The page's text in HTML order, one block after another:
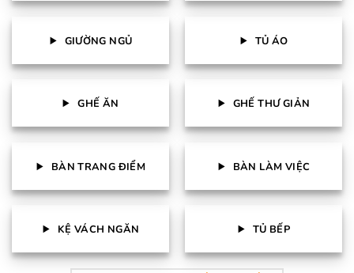
GIƯỜNG NGỦ TỦ ÁO
GHẾ ĂN GHẾ THƯ GIẢN
BÀN TRANG ĐIỂM BÀN LÀM VIỆC
KỆ VÁCH NGĂN TỦ BẾP